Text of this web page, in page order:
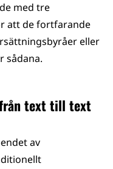
med tre
att de fortfarande
eller
sådana.
text till text
av